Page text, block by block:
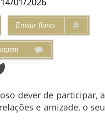
Enviar flores
dever de participar, a
e amizade, o seu